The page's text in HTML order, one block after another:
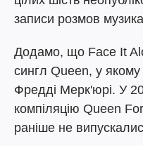
записи розмов
Додамо, що Face It
сингл Queen, у
Фредді Мерк'юрі. У
компіляцію Queen
раніше не